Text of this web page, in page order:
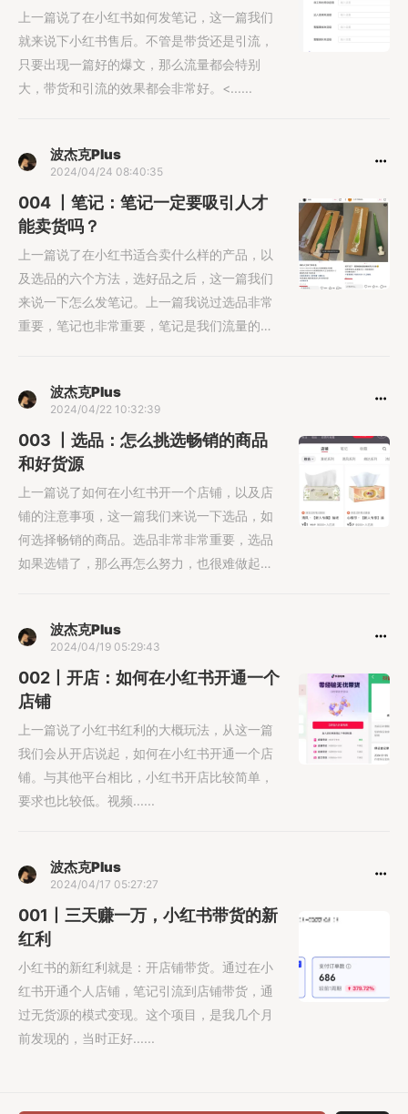
上一篇说了在小红书如何发笔记，这一篇我们
就来说下小红书售后。不管是带货还是引流，
只要出现一篇好的爆文，那么流量都会特别
大，带货和引流的效果都会非常好。<......
波杰克Plus
2024/04/24 08:40:35
004 丨笔记：笔记一定要吸引人才
能卖货吗？
上一篇说了在小红书适合卖什么样的产品，以
及选品的六个方法，选好品之后，这一篇我们
来说一下怎么发笔记。上一篇我说过选品非常
重要，笔记也非常重要，笔记是我们流量的入
波杰克Plus
2024/04/22 10:32:39
003 丨选品：怎么挑选畅销的商品
和好货源
上一篇说了如何在小红书开一个店铺，以及店
铺的注意事项，这一篇我们来说一下选品，如
何选择畅销的商品。选品非常非常重要，选品
如果选错了，那么再怎么努力，也很难做起
波杰克Plus
2024/04/19 05:29:43
002丨开店：如何在小红书开通一个
店铺
上一篇说了小红书红利的大概玩法，从这一篇
我们会从开店说起，如何在小红书开通一个店
铺。与其他平台相比，小红书开店比较简单，
要求也比较低。视频......
波杰克Plus
2024/04/17 05:27:27
001丨三天赚一万，小红书带货的新
红利
小红书的新红利就是：开店铺带货。通过在小
红书开通个人店铺，笔记引流到店铺带货，通
过无货源的模式变现。这个项目，是我几个月
前发现的，当时正好......